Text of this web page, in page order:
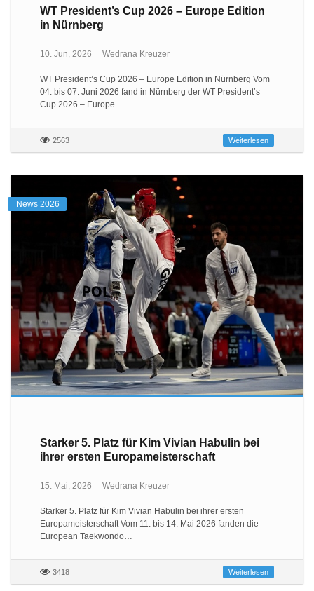
WT President’s Cup 2026 – Europe Edition
in Nürnberg
10. Jun, 2026 Wedrana Kreuzer
WT President’s Cup 2026 – Europe Edition in Nürnberg Vom
04. bis 07. Juni 2026 fand in Nürnberg der WT President’s
Cup 2026 – Europe…
2563 Weiterlesen
News 2026
Starker 5. Platz für Kim Vivian Habulin bei
ihrer ersten Europameisterschaft
15. Mai, 2026 Wedrana Kreuzer
Starker 5. Platz für Kim Vivian Habulin bei ihrer ersten
Europameisterschaft Vom 11. bis 14. Mai 2026 fanden die
European Taekwondo…
3418 Weiterlesen